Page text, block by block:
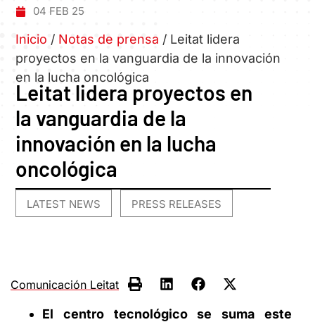
04 FEB 25
Inicio / Notas de prensa / Leitat lidera
proyectos en la vanguardia de la innovación
en la lucha oncológica
Leitat lidera proyectos en
la vanguardia de la
innovación en la lucha
oncológica
LATEST NEWS PRESS RELEASES
Comunicación Leitat
El centro tecnológico se suma este